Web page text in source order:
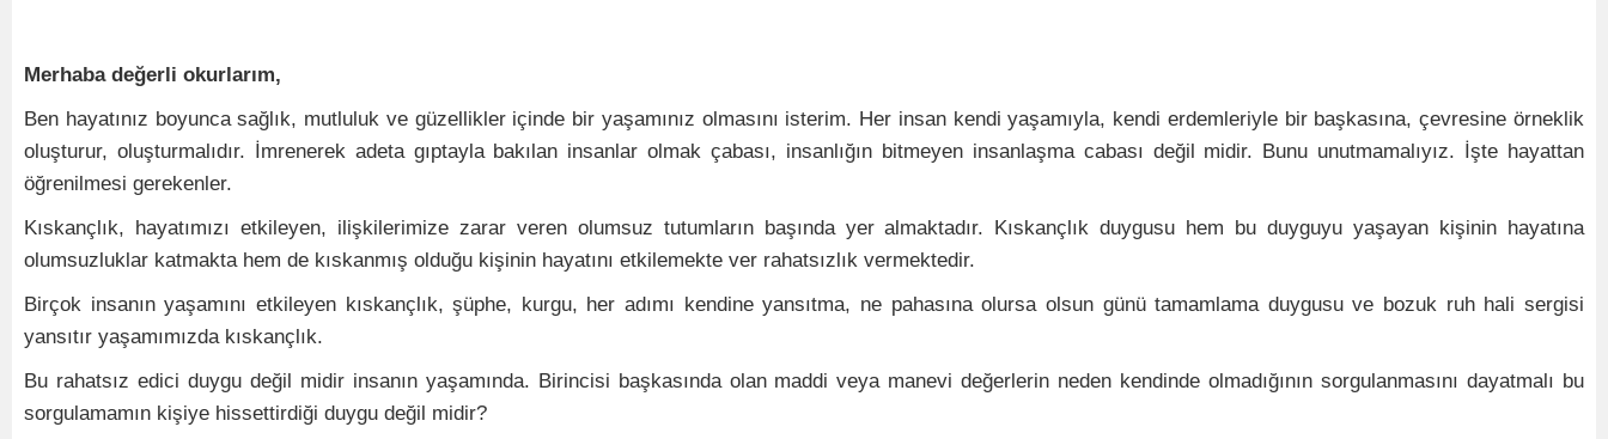
Merhaba değerli okurlarım,
Ben hayatınız boyunca sağlık, mutluluk ve güzellikler içinde bir yaşamınız olmasını isterim. Her insan kendi yaşamıyla, kendi erdemleriyle bir başkasına, çevresine örneklik
oluşturur, oluşturmalıdır. İmrenerek adeta gıptayla bakılan insanlar olmak çabası, insanlığın bitmeyen insanlaşma cabası değil midir. Bunu unutmamalıyız. İşte hayattan
öğrenilmesi gerekenler.
Kıskançlık, hayatımızı etkileyen, ilişkilerimize zarar veren olumsuz tutumların başında yer almaktadır. Kıskançlık duygusu hem bu duyguyu yaşayan kişinin hayatına
olumsuzluklar katmakta hem de kıskanmış olduğu kişinin hayatını etkilemekte ver rahatsızlık vermektedir.
Birçok insanın yaşamını etkileyen kıskançlık, şüphe, kurgu, her adımı kendine yansıtma, ne pahasına olursa olsun günü tamamlama duygusu ve bozuk ruh hali sergisi
yansıtır yaşamımızda kıskançlık.
Bu rahatsız edici duygu değil midir insanın yaşamında. Birincisi başkasında olan maddi veya manevi değerlerin neden kendinde olmadığının sorgulanmasını dayatmalı bu
sorgulamamın kişiye hissettirdiği duygu değil midir?